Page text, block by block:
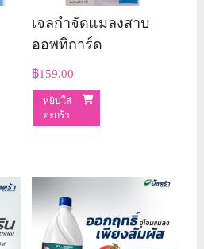
เจลกําจัดแมลงสาบ
ออพทิการ์ด
฿159.00
หยิบใส่
ตะกร้า